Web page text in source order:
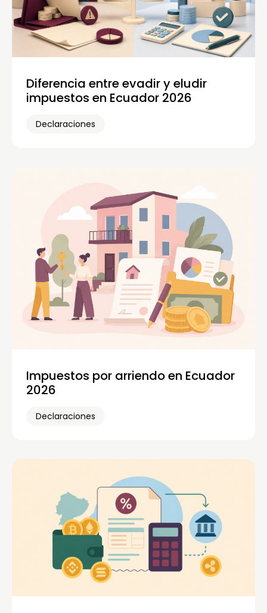
Diferencia entre evadir y eludir
impuestos en Ecuador 2026
Declaraciones
Impuestos por arriendo en Ecuador
2026
Declaraciones